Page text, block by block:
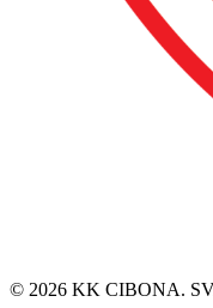
© 2026 KK CIBONA.